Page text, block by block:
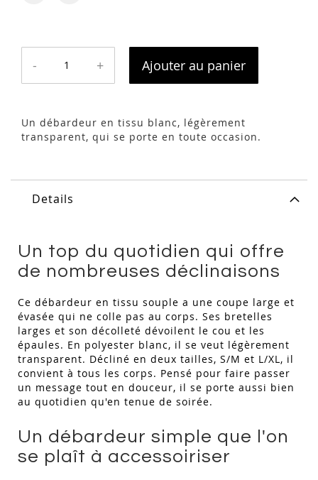
- + Ajouter au panier
Un débardeur en tissu blanc, légèrement
transparent, qui se porte en toute occasion.
Details
Un top du quotidien qui offre
de nombreuses déclinaisons
Ce débardeur en tissu souple a une coupe large et
évasée qui ne colle pas au corps. Ses bretelles
larges et son décolleté dévoilent le cou et les
épaules. En polyester blanc, il se veut légèrement
transparent. Décliné en deux tailles, S/M et L/XL, il
convient à tous les corps. Pensé pour faire passer
un message tout en douceur, il se porte aussi bien
au quotidien qu'en tenue de soirée.
Un débardeur simple que l'on
se plaît à accessoiriser